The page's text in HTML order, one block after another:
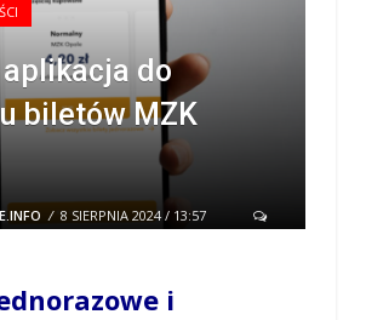
aplikacja do
biletów MZK
/ 8 SIERPNIA 2024 / 13:57
i